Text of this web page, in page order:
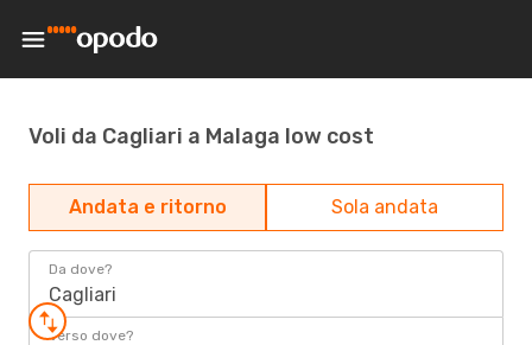
Voli da Cagliari a Malaga low cost
Andata e ritorno Sola andata
Da dove?
Cagliari
Verso dove?